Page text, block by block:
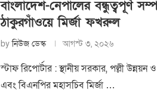
বাংলাদেশ-নেপালের বন্ধুত্বপূর্ণ
ঠাকুরগাঁওয়ে মির্জা ফখরুল
byনিউজ ডেস্ক আগস্ট ৩, ২০২৬
স্টাফ রিপোর্টার : স্থানীয় সরকার, পল্লী উন্নয়ন ও
এবং বিএনপির মহাসচিব মির্জা …